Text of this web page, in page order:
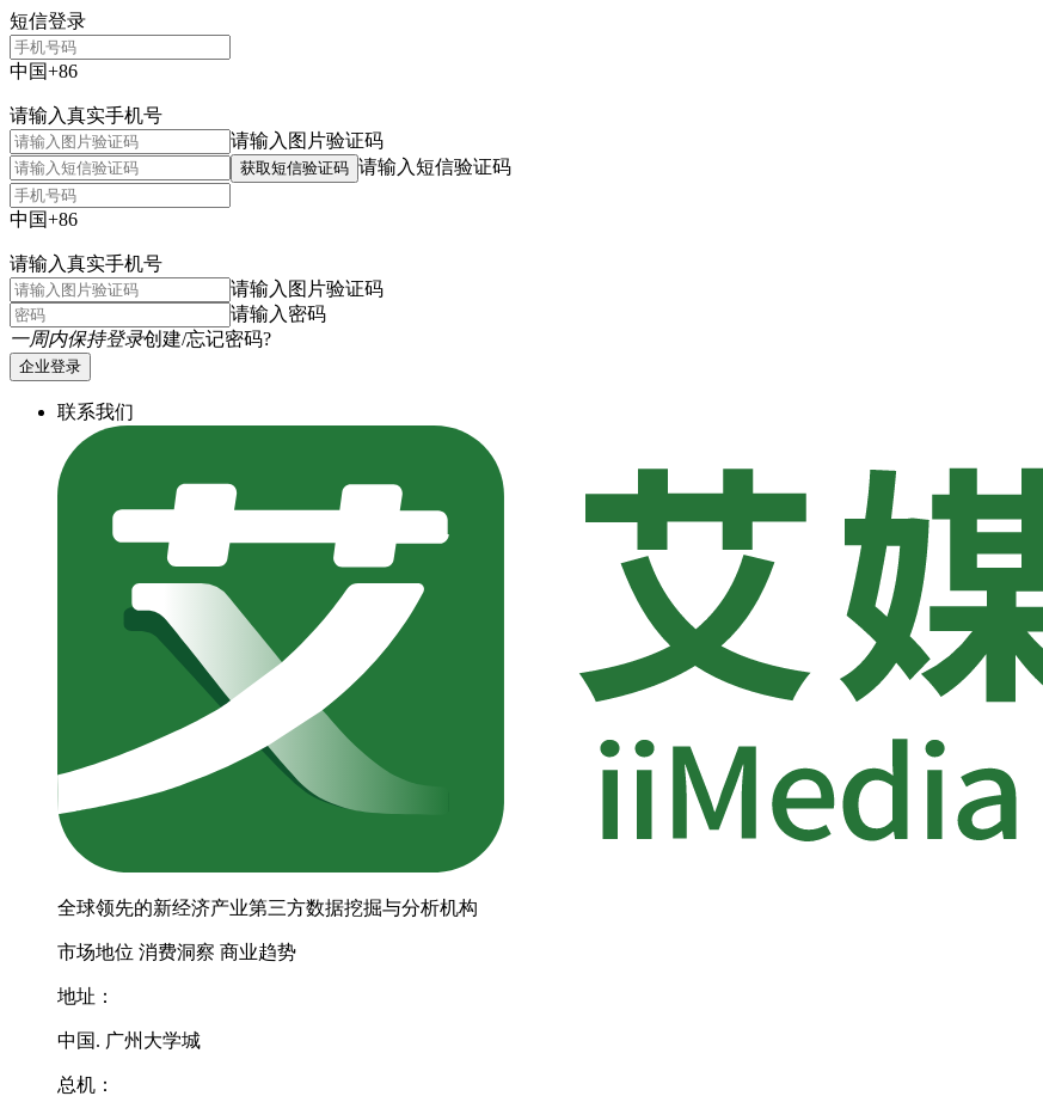
短信登录
中国+86
请输入真实手机号
请输入图片验证码
获取短信验证码 请输入短信验证码
中国+86
请输入真实手机号
请输入图片验证码
请输入密码
一周内保持登录创建/忘记密码?
企业登录
联系我们
全球领先的新经济产业第三方数据挖掘与分析机构
市场地位 消费洞察 商业趋势
地址：
中国. 广州大学城
总机：